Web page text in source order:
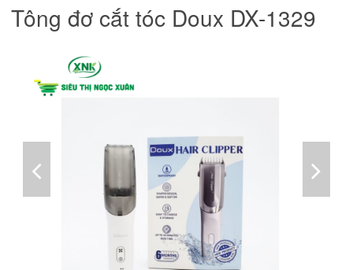
Tông đơ cắt tóc Doux DX-1329